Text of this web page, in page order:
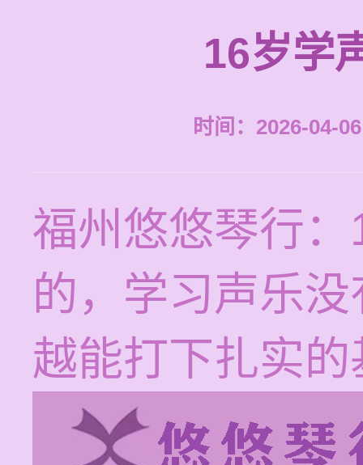
16岁学
时间：2026-04-
福州悠悠琴行
的，学习声乐
越能打下扎实